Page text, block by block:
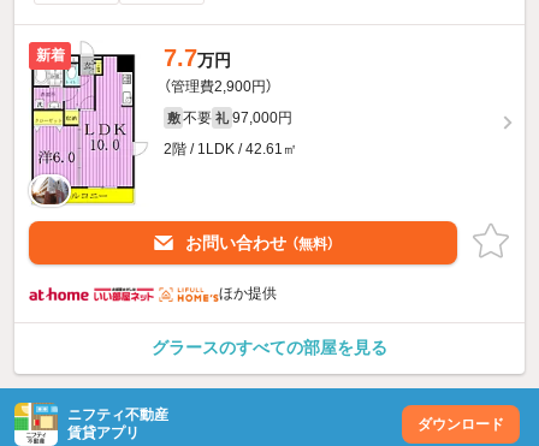
新着 7.7万円
（管理費2,900円）
敷 不要 礼 97,000円
2階 / 1LDK / 42.61㎡
お問い合わせ （無料）
ほか提供
グラースのすべての部屋を見る
ニフティ不動産
賃貸アプリ
ダウンロード